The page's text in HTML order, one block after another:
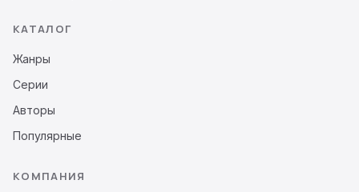
КАТАЛОГ
Жанры
Серии
Авторы
Популярные
КОМПАНИЯ